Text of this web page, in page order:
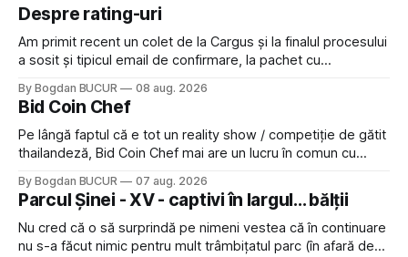
Despre rating-uri
Am primit recent un colet de la Cargus și la finalul procesului
a sosit și tipicul email de confirmare, la pachet cu
feedback-ului și eram în toate bune, de data asta am dat
click să le las un rating. Un 5
By Bogdan BUCUR 08 aug. 2026
Bid Coin Chef
Pe lângă faptul că e tot un reality show / competiție de gătit
thailandeză, Bid Coin Chef mai are un lucru în comun cu
lăsat rece la prima vedere, după care m-a făcut să mă
îndrăgostesc de el. Nu mi-a plăcut faptul
By Bogdan BUCUR 07 aug. 2026
Parcul Șinei - XV - captivi în largul... bălții
Nu cred că o să surprindă pe nimeni vestea că în continuare
nu s-a făcut nimic pentru mult trâmbițatul parc (în afară de